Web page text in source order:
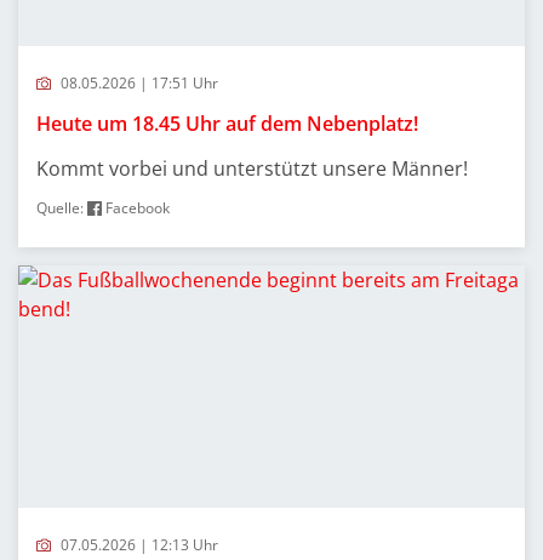
08.05.2026 | 17:51 Uhr
Heute um 18.45 Uhr auf dem Nebenplatz!
Kommt vorbei und unterstützt unsere Männer!
Quelle: Facebook
07.05.2026 | 12:13 Uhr